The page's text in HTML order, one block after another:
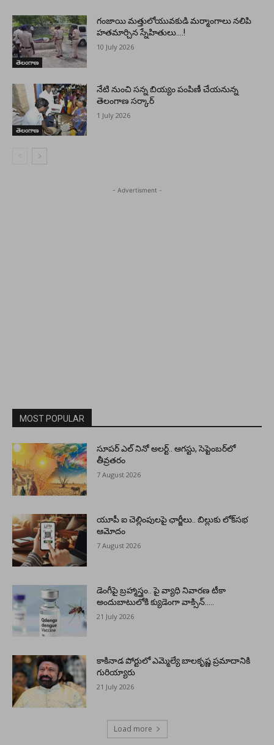
తెలంగాణ
గంజాయి మత్తులోయువకుడి మర్మాంగాలు నలిపి
హతమార్చిన స్నేహితులు….!
10 July 2026
తెలంగాణ
నేటి నుంచి సన్న బియ్యం పంపిణీ చేయనున్న
తెలంగాణ సర్కార్
1 July 2026
- Advertisment -
MOST POPULAR
సూపర్ ఎల్ నినో అలర్ట్.. ఆగస్టు, సెప్టెంబర్‌లో
తీవ్రతరం
7 August 2026
యూపీ ఐ చెల్లింపులపై ఛార్జీలు.. బిల్లుకు లోక్‌సభ
ఆమోదం
7 August 2026
డెంగీపై బ్రహ్మాస్త్రం.. పై వ్యాధి నివారణ టీకా
అందుబాటులోకి క్యుడెంగా వాక్సిన్…..
21 July 2026
కాకినాడ పోర్టులో ఎమ్మెల్యే బాలకృష్ణ ప్రమాదానికి
గురియ్యారు
21 July 2026
Load more